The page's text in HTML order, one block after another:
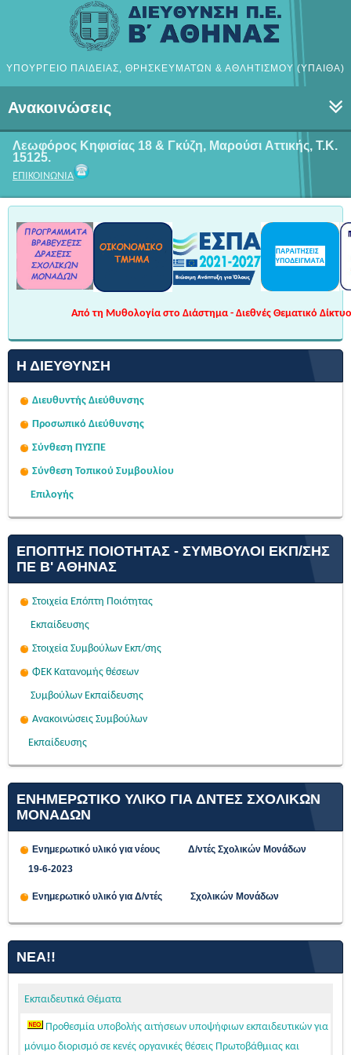
ΥΠΟΥΡΓΕΙΟ ΠΑΙΔΕΙΑΣ, ΘΡΗΣΚΕΥΜΑΤΩΝ & ΑΘΛΗΤΙΣΜΟΥ (ΥΠΑΙΘΑ)
Ανακοινώσεις
Λεωφόρος Κηφισίας 18 & Γκύζη, Μαρούσι Αττικής, Τ.Κ.
15125.
ΕΠΙΚΟΙΝΩΝΙΑ
Από τη Μυθολογία στο Διάστημα - Διεθνές Θεματικό
Η ΔΙΕΎΘΥΝΣΗ
Διευθυντής Διεύθυνσης
Προσωπικό Διεύθυνσης
Σύνθεση ΠΥΣΠΕ
Σύνθεση Τοπικού Συμβουλίου
Επιλογής
ΕΠΌΠΤΗΣ ΠΟΙΌΤΗΤΑΣ - ΣΎΜΒΟΥΛΟΙ ΕΚΠ/ΣΗΣ
ΠΕ Β' ΑΘΉΝΑΣ
Στοιχεία Επόπτη Ποιότητας
Εκπαίδευσης
Στοιχεία Συμβούλων Εκπ/σης
ΦΕΚ Κατανομής θέσεων
Συμβούλων Εκπαίδευσης
Ανακοινώσεις Συμβούλων
Εκπαίδευσης
ΕΝΗΜΕΡΩΤΙΚΟ ΥΛΙΚΟ ΓΙΑ ΔΝΤΕΣ ΣΧΟΛΙΚΩΝ
ΜΟΝΑΔΩΝ
Ενημερωτικό υλικό για νέους Δ/ντές Σχολικών Μονάδων
19-6-2023
Ενημερωτικό υλικό για Δ/ντές Σχολικών Μονάδων
ΝΈΑ!!
Εκπαιδευτικά Θέματα
Προθεσμία υποβολής αιτήσεων υποψήφιων εκπαιδευτικών για
μόνιμο διορισμό σε κενές οργανικές θέσεις Πρωτοβάθμιας και